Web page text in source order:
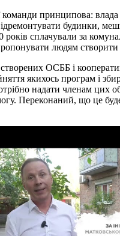
команди принципова: влада
будинки,
років сплачували за
людям
ОСББ і
якихось програм і
надати членам цих
Переконаний, що це